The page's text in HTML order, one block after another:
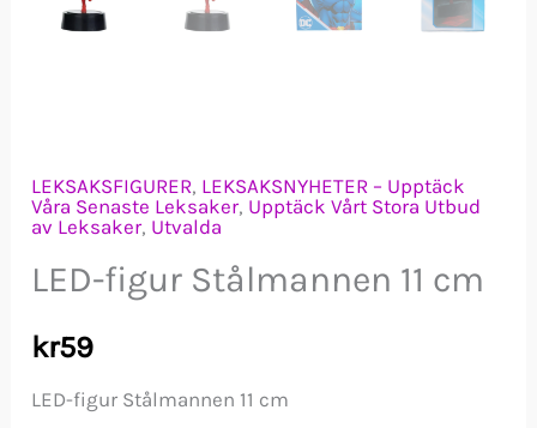
LEKSAKSFIGURER, LEKSAKSNYHETER – Upptäck
Våra Senaste Leksaker, Upptäck Vårt Stora Utbud
av Leksaker, Utvalda
LED-figur Stålmannen 11 cm
kr59
LED-figur Stålmannen 11 cm